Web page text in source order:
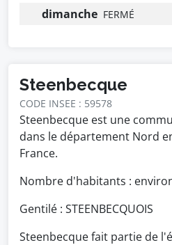
dimanche FERMÉ
Steenbecque
CODE INSEE : 59578
Steenbecque est une
dans le département Nord
France.
Nombre d'habitants :
Gentilé : STEENBECQUOIS
Steenbecque fait partie de